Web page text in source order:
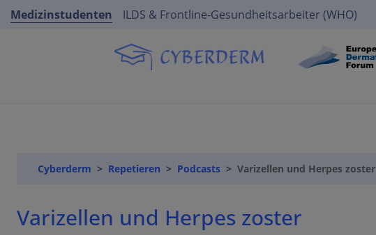
Medizinstudenten ILDS & Frontline-Gesundheitsarbeiter (WHO)
Cyberderm Repetieren Podcasts Varizellen und Herpes zoster
Varizellen und Herpes zoster